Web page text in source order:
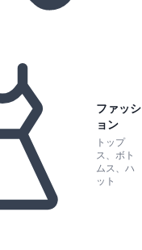
ファッシ
ョン
トップ
ス、ボト
ムス、ハ
ット